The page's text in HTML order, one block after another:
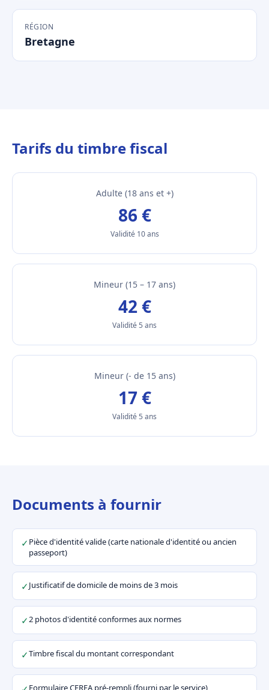
RÉGION
Bretagne
Tarifs du timbre fiscal
Adulte (18 ans et +)
86 €
Validité 10 ans
Mineur (15 – 17 ans)
42 €
Validité 5 ans
Mineur (- de 15 ans)
17 €
Validité 5 ans
Documents à fournir
✓ Pièce d'identité valide (carte nationale d'identité ou ancien
passeport)
✓Justificatif de domicile de moins de 3 mois
✓2 photos d'identité conformes aux normes
✓Timbre fiscal du montant correspondant
Formulaire CERFA pré-rempli (fourni par le service)